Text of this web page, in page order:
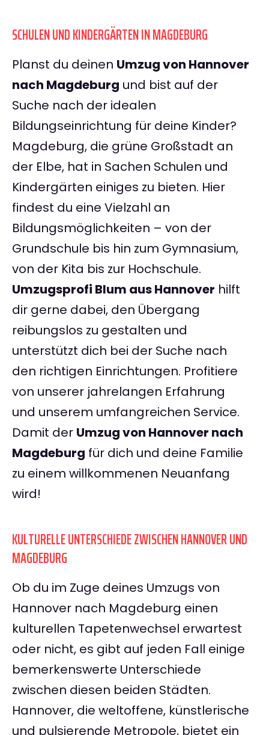
SCHULEN UND KINDERGÄRTEN IN MAGDEBURG
Planst du deinen Umzug von Hannover
nach Magdeburg und bist auf der
Suche nach der idealen
Bildungseinrichtung für deine Kinder?
Magdeburg, die grüne Großstadt an
der Elbe, hat in Sachen Schulen und
Kindergärten einiges zu bieten. Hier
findest du eine Vielzahl an
Bildungsmöglichkeiten – von der
Grundschule bis hin zum Gymnasium,
von der Kita bis zur Hochschule.
Umzugsprofi Blum aus Hannover hilft
dir gerne dabei, den Übergang
reibungslos zu gestalten und
unterstützt dich bei der Suche nach
den richtigen Einrichtungen. Profitiere
von unserer jahrelangen Erfahrung
und unserem umfangreichen Service.
Damit der Umzug von Hannover nach
Magdeburg für dich und deine Familie
zu einem willkommenen Neuanfang
wird!
KULTURELLE UNTERSCHIEDE ZWISCHEN HANNOVER UND
MAGDEBURG
Ob du im Zuge deines Umzugs von
Hannover nach Magdeburg einen
kulturellen Tapetenwechsel erwartest
oder nicht, es gibt auf jeden Fall einige
bemerkenswerte Unterschiede
zwischen diesen beiden Städten.
Hannover, die weltoffene, künstlerische
und pulsierende Metropole, bietet ein